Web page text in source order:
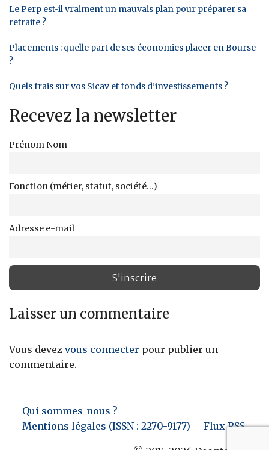
Le Perp est-il vraiment un mauvais plan pour préparer sa
retraite ?
Placements : quelle part de ses économies placer en Bourse
?
Quels frais sur vos Sicav et fonds d’investissements ?
Recevez la newsletter
Prénom Nom
Fonction (métier, statut, société...)
Adresse e-mail
Laisser un commentaire
Vous devez vous connecter pour publier un
commentaire.
Qui sommes-nous ?
Mentions légales (ISSN : 2270-9177)
Flux RSS